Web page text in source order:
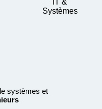
IT &
Systèmes
systèmes et